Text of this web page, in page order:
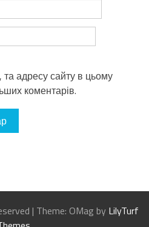
адресу сайту в цьому
коментарів.
| Theme: OMag by LilyTurf